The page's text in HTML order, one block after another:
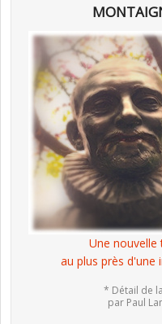
Une nouvelle
au plus près d'une
* Détail de
par Paul